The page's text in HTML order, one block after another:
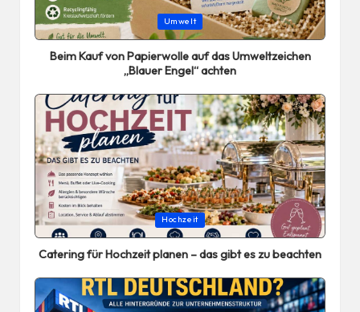
Posted
in
Umwelt
Beim Kauf von Papierwolle auf das Umweltzeichen
„Blauer Engel“ achten
Posted
in
Hochzeit
Catering für Hochzeit planen – das gibt es zu beachten